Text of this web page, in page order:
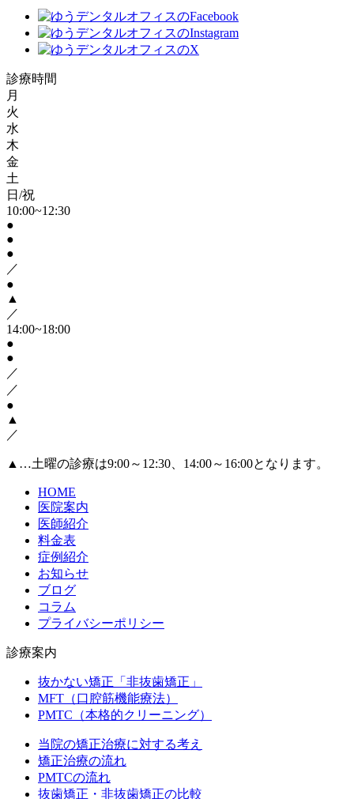
診療時間
月
火
水
木
金
土
日/祝
10:00~12:30
●
●
●
／
●
▲
／
14:00~18:00
●
●
／
／
●
▲
／
▲ …土曜の診療は9:00～12:30、14:00～16:00となります。
HOME
医院案内
医師紹介
料金表
症例紹介
お知らせ
ブログ
コラム
プライバシーポリシー
診療案内
抜かない矯正「非抜歯矯正」
MFT（口腔筋機能療法）
PMTC（本格的クリーニング）
当院の矯正治療に対する考え
矯正治療の流れ
PMTCの流れ
抜歯矯正・非抜歯矯正の比較